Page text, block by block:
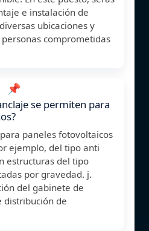
e instalación de
ubicaciones y
comprometidas
📌
se permiten para
paneles fotovoltaicos
ejemplo, del tipo anti
estructuras del tipo
por gravedad. j.
del gabinete de
distribución de